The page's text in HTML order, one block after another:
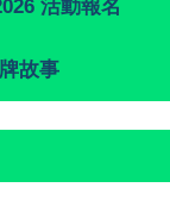
活動報名
故事